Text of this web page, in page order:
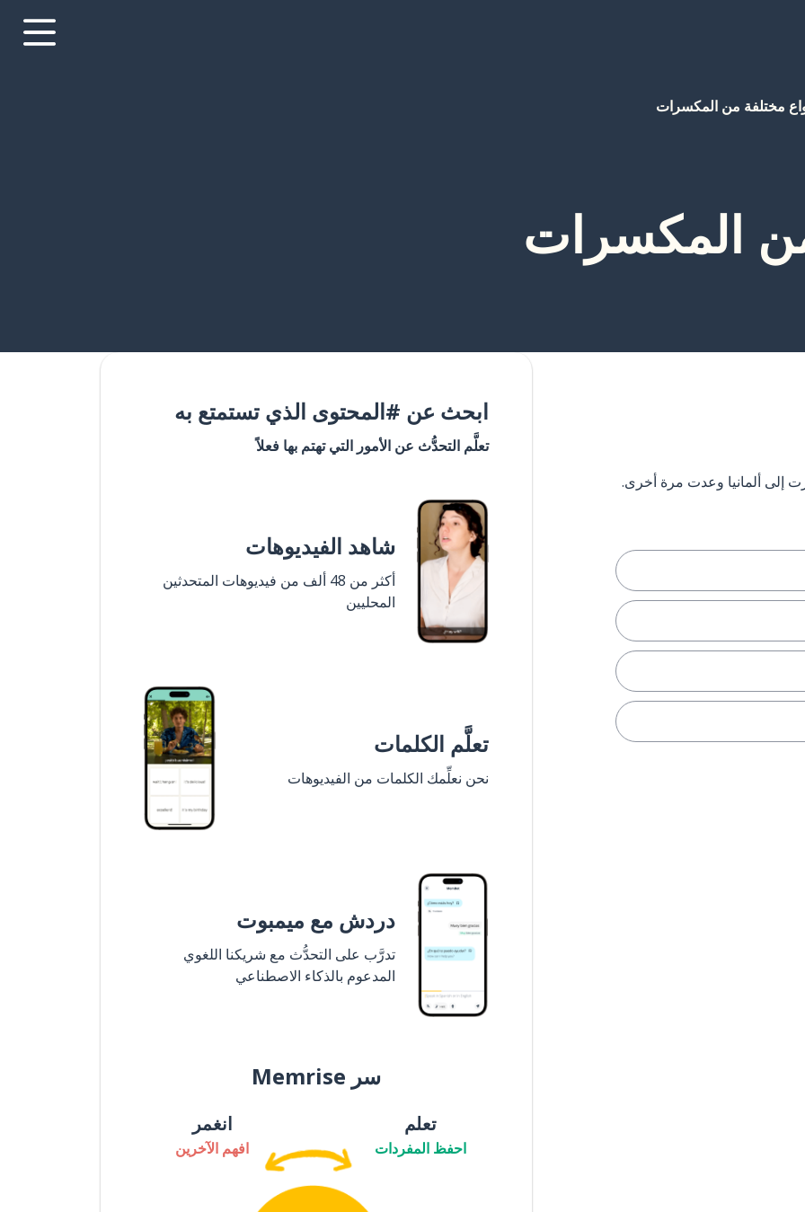
مختلفة من المكسرات
المكسرات
ابحث عن #المحتوى الذي تستمتع به
تعلَّم التحدُّث عن الأمور التي تهتم بها فعلاً
شاهد الفيديوهات
أكثر من 48 ألف من فيديوهات المتحدثين
المحليين
تعلَّم الكلمات
نحن نعلِّمك الكلمات من الفيديوهات
دردش مع ميمبوت
تدرَّب على التحدُّث مع شريكنا اللغوي
المدعوم بالذكاء الاصطناعي
سر Memrise
تعلم
احفظ المفردات
انغمر
افهم الآخرين